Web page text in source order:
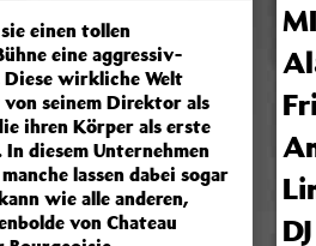
einen tollen
eine aggressiv-
Diese wirkliche Welt
seinem Direktor als
ihren Körper als erste
diesem Unternehmen
lassen dabei sogar
wie alle anderen,
von Chateau